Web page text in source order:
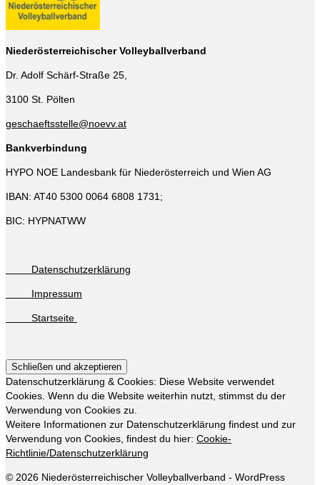
Niederösterreichischer Volleyballverband
Dr. Adolf Schärf-Straße 25,
3100 St. Pölten
geschaeftsstelle@noevv.at
Bankverbindung
HYPO NOE Landesbank für Niederösterreich und Wien AG
IBAN: AT40 5300 0064 6808 1731;
BIC: HYPNATWW
Datenschutzerklärung
Impressum
Startseite
Datenschutzerklärung & Cookies: Diese Website verwendet
Cookies. Wenn du die Website weiterhin nutzt, stimmst du der
Verwendung von Cookies zu.
Weitere Informationen zur Datenschutzerklärung findest und zur
Verwendung von Cookies, findest du hier: Cookie-
Richtlinie/Datenschutzerklärung
© 2026 Niederösterreichischer Volleyballverband - WordPress